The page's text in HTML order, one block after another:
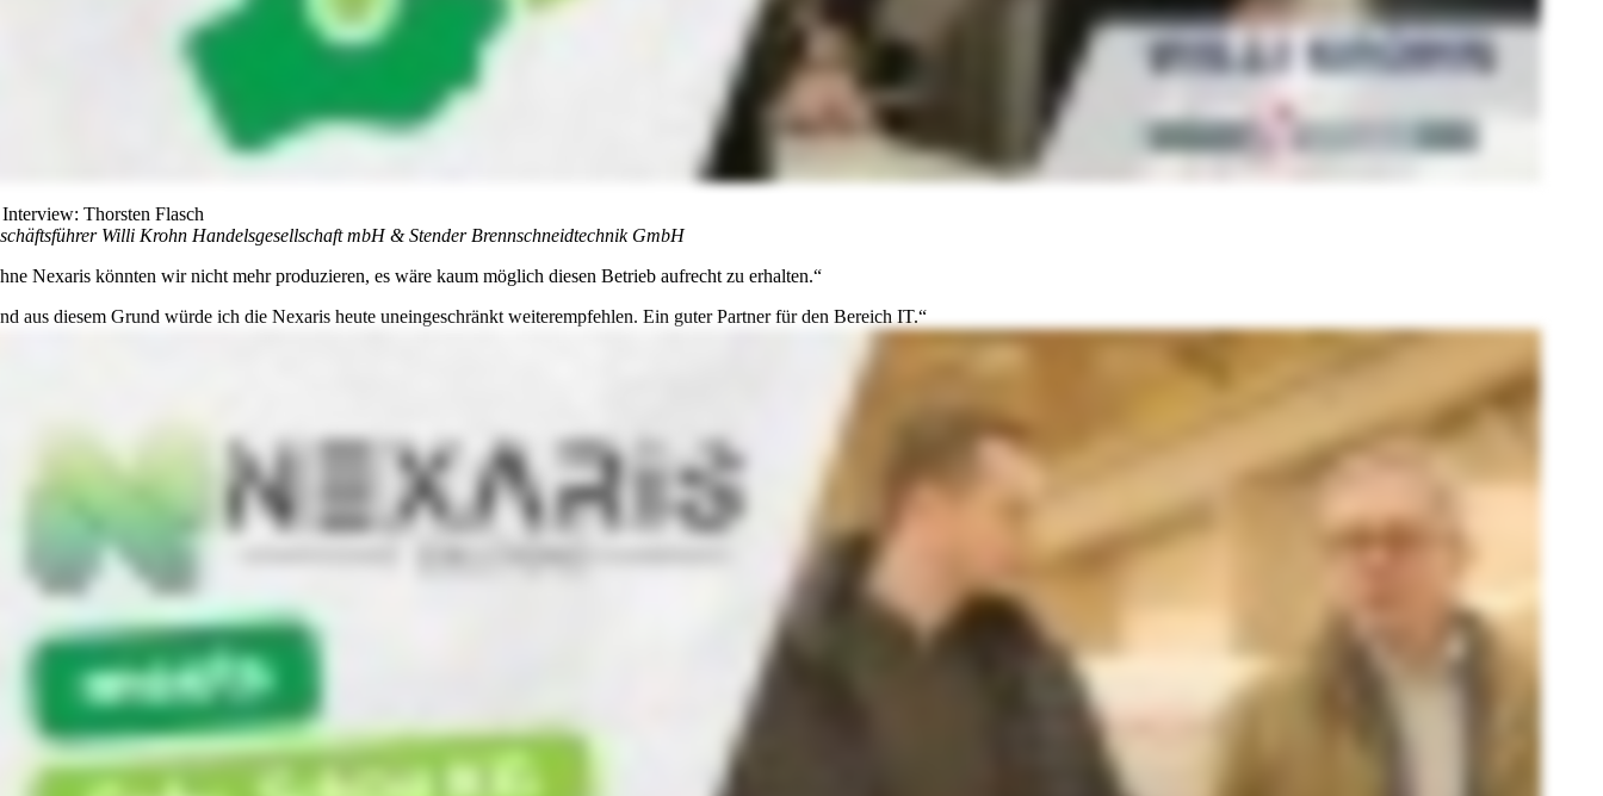
Thorsten Flasch
Willi Krohn Handelsgesellschaft mbH & Stender Brennschneidtechnik GmbH
Nexaris könnten wir nicht mehr produzieren, es wäre kaum möglich diesen Betrieb aufrecht zu erhalten.“
aus diesem Grund würde ich die Nexaris heute uneingeschränkt weiterempfehlen. Ein guter Partner für den Bereich IT.“